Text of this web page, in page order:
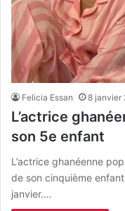
Felicia Essan 8 janvier
L’actrice
son 5e enfant
L’actrice ghanéenne
de son cinquième
janvier.…